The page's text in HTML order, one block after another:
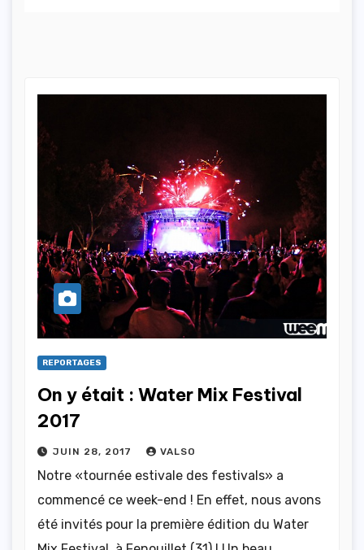
REPORTAGES
On y était : Water Mix Festival
2017
JUIN 28, 2017 VALSO
Notre «tournée estivale des festivals» a
commencé ce week-end ! En effet, nous avons
été invités pour la première édition du Water